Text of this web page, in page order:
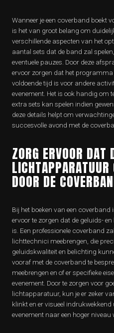
Wanneer je een coverband boekt
is het van groot belang om
verschillende aspecten van het
aantal sets dat de band zal
eventuele pauzes. Door deze
ervoor zorgen dat het programma
voldoende tijd is voor andere
evenement. Het is ook handig om
extra sets kan spelen indien
deze details helpt om
succesvolle avond met de
ZORG ERVOOR DAT
LICHTAPPARATUUR
DOOR DE
Bij het boeken van een coverband
ervoor te zorgen dat de geluids-
is. Een professionele coverband
lichttechnici meebrengen, die
geluidskwaliteit en belichting
vooraf met de coverband te
meebrengen en of er specifieke
evenement. Door te zorgen voor
lichtapparatuur, kun je er zeker
klinkt en er visueel
evenement naar een hoger niveau